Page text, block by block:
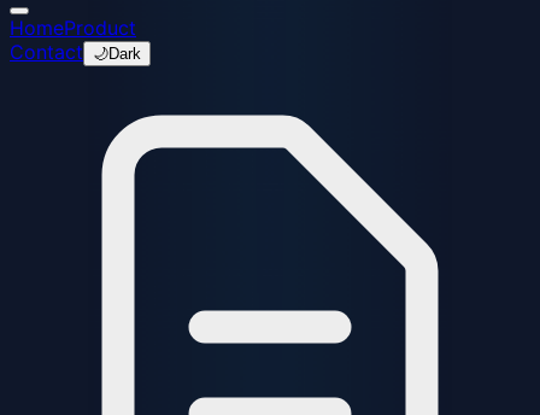
HomeProduct
Contact
🌙Dark